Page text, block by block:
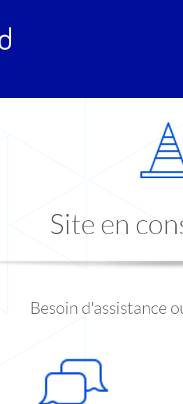
Site en
Besoin d'assistance